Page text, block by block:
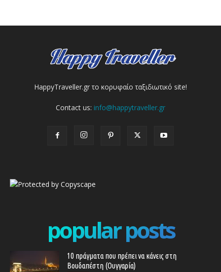
HappyTraveller.gr το κορυφαίο ταξιδιωτικό site!
Contact us: info@happytraveller.gr
popular posts
10 πράγματα που πρέπει να κάνεις στη
Βουδαπέστη (Ουγγαρία)